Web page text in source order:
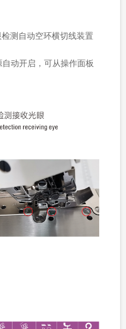
测自动空环横切线装置
动开启，可从操作面板